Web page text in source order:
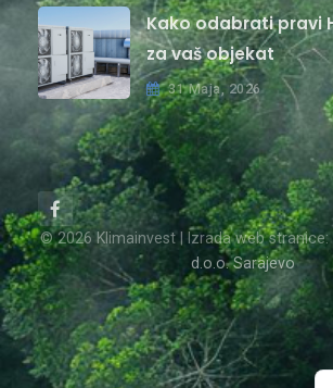
Kako odabrati pravi
za vaš objekat
31 Maja, 2026
© 2026 Klimainvest | Izrada web stranice:
d.o.o. Sarajevo